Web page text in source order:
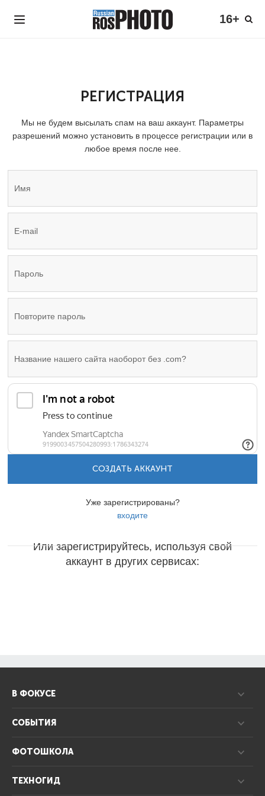
16+
РЕГИСТРАЦИЯ
Мы не будем высылать спам на ваш аккаунт. Параметры
разрешений можно установить в процессе регистрации или в
любое время после нее.
СОЗДАТЬ АККАУНТ
Уже зарегистрированы?
входите
Или зарегистрируйтесь, используя свой
аккаунт в других сервисах:
В ФОКУСЕ
СОБЫТИЯ
ФОТОШКОЛА
ТЕХНОГИД